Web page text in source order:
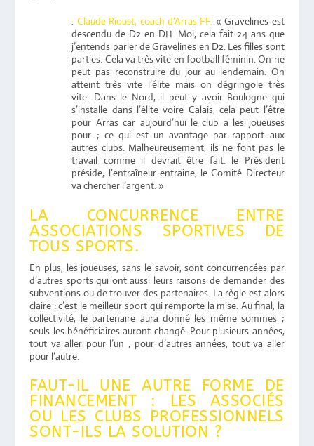
. Claude Rioust, coach d’Arras FF. « Gravelines est
descendu de D2 en DH. Moi, cela fait 24 ans que
j’entends parler de Gravelines en D2. Les filles sont
parties. Cela va très vite en football féminin. On ne
peut pas reconstruire du jour au lendemain. On
atteint très vite l’élite mais on dégringole très
vite. Dans le Nord, il peut y avoir Boulogne qui
s’installe dans l’élite voire Calais, cela peut l’être
pour Arras car aujourd’hui le club a les joueuses
pour ; ce qui est un avantage par rapport aux
autres clubs. Malheureusement, ils ne font pas le
travail comme il devrait être fait. le Président
préside, l’entraîneur entraine, le Comité Directeur
va chercher l’argent. »
LA CONCURRENCE ENTRE
ASSOCIATIONS SPORTIVES DE
TOUS SPORTS.
En plus, les joueuses, sans le savoir, sont concurrencées par
d’autres sports qui ont aussi leurs raisons de demander des
subventions ou de trouver des partenaires. La règle est alors
claire : c’est le meilleur sport qui remporte la mise. Au final, la
collectivité, le partenaire aura donné les même sommes ;
seuls les bénéficiaires auront changé. Pour plusieurs années,
tout va aller pour l’un ; pour d’autres années, tout va aller
pour l’autre.
FAUT-IL UNE AUTRE FORME DE
FINANCEMENT : LES ASSOCIÉS
OU LES CLUBS PROFESSIONNELS
SONT-ILS LA SOLUTION ?